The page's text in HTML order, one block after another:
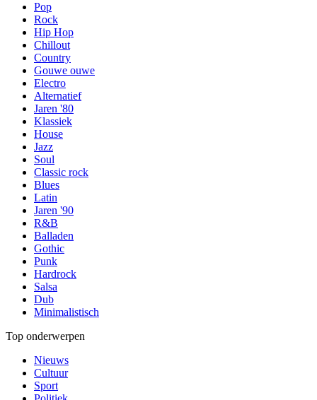
Pop
Rock
Hip Hop
Chillout
Country
Gouwe ouwe
Electro
Alternatief
Jaren '80
Klassiek
House
Jazz
Soul
Classic rock
Blues
Latin
Jaren '90
R&B
Balladen
Gothic
Punk
Hardrock
Salsa
Dub
Minimalistisch
Top onderwerpen
Nieuws
Cultuur
Sport